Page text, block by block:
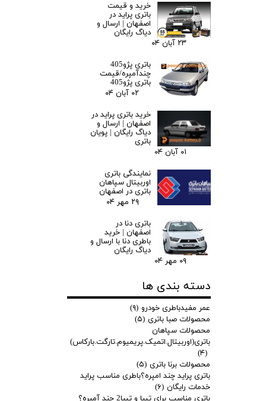
خرید و قیمت
باتری پراید در
اصفهان | ارسال و
دیاگ رایگان
۲۳ آبان ۰۴
باتری پژو405
چندآمپره/قیمت
باتری پژو405
۰۲ آبان ۰۴
خرید باتری پراید در
اصفهان | ارسال و
دیاگ رایگان | پویان
باتری
۰۱ آبان ۰۴
نمایندگی باتری
اوربیتال سپاهان
باتری در اصفهان
۲۹ مهر ۰۴
باتری دنا در
اصفهان | خرید
باطری دنا با ارسال و
دیاگ رایگان
۰۹ مهر ۰۴
دسته بندی ها
عمر مفیدباطری خودرو (۹)
محصولات صبا باتری (۵)
محصولات سپاهان
باتری(اوربیتال.اتمیک.پریمیوم.تارگت.بارکاس)
(۴)
محصولات برنا باتری (۵)
باتری پراید چند امپره؟باطری مناسب پراید
خدمات رایگان (۶)
باتری مناسب برای تیبا و تیبا2 چند آمپره؟